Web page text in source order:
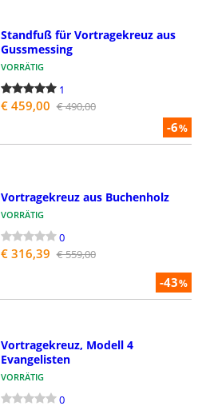
-6%
Standfuß für Vortragekreuz aus
Gussmessing
VORRÄTIG
1
€ 459,00 € 490,00
-43%
Vortragekreuz aus Buchenholz
VORRÄTIG
0
€ 316,39 € 559,00
Vortragekreuz, Modell 4
Evangelisten
VORRÄTIG
0